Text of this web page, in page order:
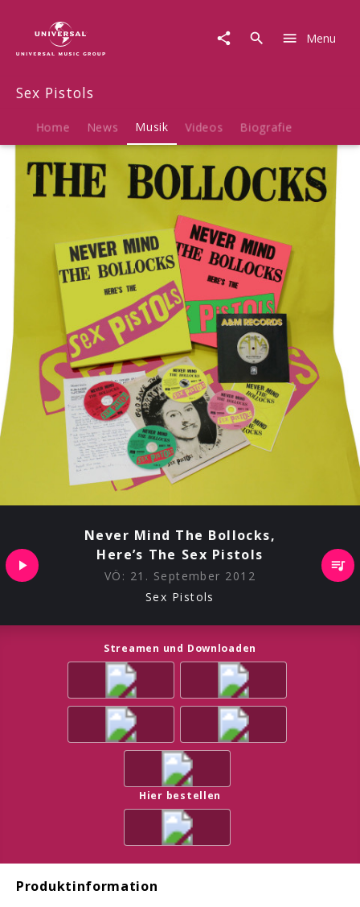
Musik
Never
Bollocks,
Here's
Menu
Sex Pistols
Home News Musik Videos Biografie
Never Mind The Bollocks,
Here’s The Sex Pistols
VÖ: 21. September 2012
Sex Pistols
Streamen und Downloaden
Hier bestellen
Produktinformation